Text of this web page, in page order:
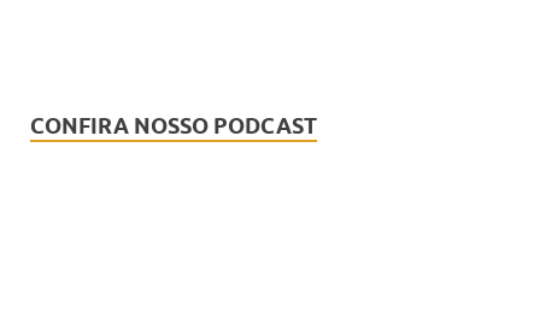
CONFIRA NOSSO PODCAST